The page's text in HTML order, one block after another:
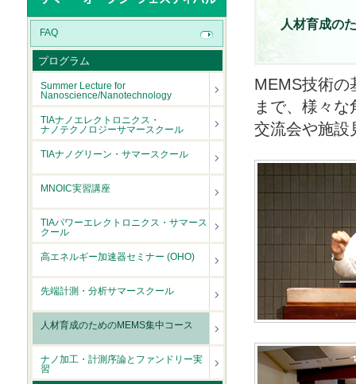
FAQ
プログラム
Summer Lecture for
Nanoscience/Nanotechnology
TIAナノエレクトロニクス・
ナノテクノロジーサマースクール
TIAナノグリーン・サマースクール
MNOIC実習講座
TIAパワーエレクトロニクス・サマース
クール
高エネルギー加速器セミナー (OHO)
先端計測・分析サマースクール
人材育成のためのMEMS集中コース
ナノ加工・計測序論とファンドリー実
習
人材育成の
MEMS技術の
まで、様々
交流会や施設